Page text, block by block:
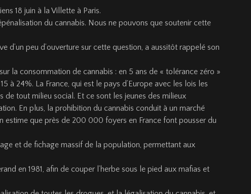
18 juin à la Villette à Paris.
du cannabis. Nous ne pouvons que soutenir cette
d’un peu d’ouverture sur cette question, a aussitôt rappelé son
la consommation de cannabis : en 5 ans de « tolérance zéro »
à 24%. La France, qui est le pays d’Europe avec les lois les
tout milieu social. Et ce sont les jeunes des milieux
En plus, la prohibition du cannabis conduit à un marché
estime que près de 200 000 foyers en France font pousser du
et de fichage massif de la population, permettant aux
en 1981, afin de couper l’herbe sous le pied aux mafias et